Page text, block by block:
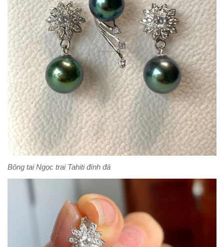
Bông tai Ngọc trai Tahiti đính đá